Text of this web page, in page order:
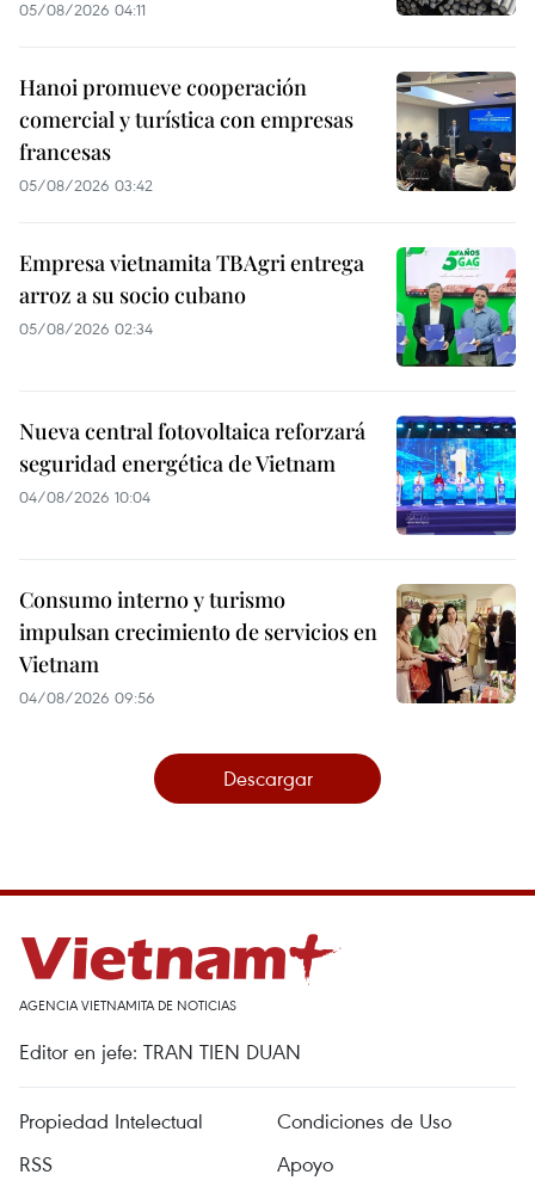
05/08/2026 04:11
Hanoi promueve cooperación
comercial y turística con empresas
francesas
05/08/2026 03:42
Empresa vietnamita TBAgri entrega
arroz a su socio cubano
05/08/2026 02:34
Nueva central fotovoltaica reforzará
seguridad energética de Vietnam
04/08/2026 10:04
Consumo interno y turismo
impulsan crecimiento de servicios en
Vietnam
04/08/2026 09:56
Descargar
AGENCIA VIETNAMITA DE NOTICIAS
Editor en jefe: TRAN TIEN DUAN
Propiedad Intelectual
Condiciones de Uso
RSS
Apoyo